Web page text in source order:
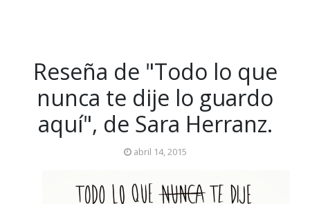
Reseña de "Todo lo que
nunca te dije lo guardo
aquí", de Sara Herranz.
abril 14, 2015